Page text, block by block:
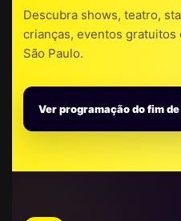
Descubra shows, teatro,
crianças, eventos
São Paulo.
Ver programação do fim